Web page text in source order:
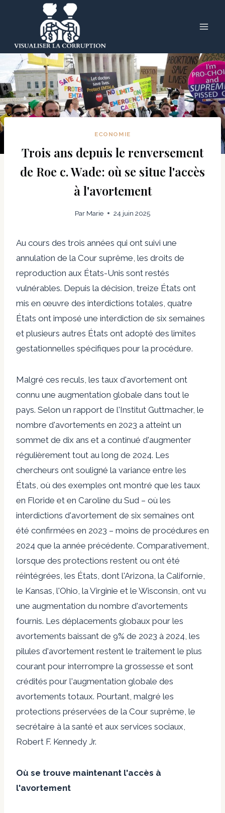
ECONOMIE
Trois ans depuis le renversement
de Roe c. Wade: où se situe l'accès
à l'avortement
Par Marie 24 juin 2025
Au cours des trois années qui ont suivi une
annulation de la Cour suprême, les droits de
reproduction aux États-Unis sont restés
vulnérables. Depuis la décision, treize États ont
mis en œuvre des interdictions totales, quatre
États ont imposé une interdiction de six semaines
et plusieurs autres États ont adopté des limites
gestationnelles spécifiques pour la procédure.
Malgré ces reculs, les taux d'avortement ont
connu une augmentation globale dans tout le
pays. Selon un rapport de l'Institut Guttmacher, le
nombre d'avortements en 2023 a atteint un
sommet de dix ans et a continué d'augmenter
régulièrement tout au long de 2024. Les
chercheurs ont souligné la variance entre les
États, où des exemples ont montré que les taux
en Floride et en Caroline du Sud – où les
interdictions d'avortement de six semaines ont
été confirmées en 2023 – moins de procédures en
2024 que la année précédente. Comparativement,
lorsque des protections restent ou ont été
réintégrées, les États, dont l'Arizona, la Californie,
le Kansas, l'Ohio, la Virginie et le Wisconsin, ont vu
une augmentation du nombre d'avortements
fournis. Les déplacements globaux pour les
avortements baissant de 9% de 2023 à 2024, les
pilules d'avortement restent le traitement le plus
courant pour interrompre la grossesse et sont
crédités pour l'augmentation globale des
avortements totaux. Pourtant, malgré les
protections préservées de la Cour suprême, le
secrétaire à la santé et aux services sociaux,
Robert F. Kennedy Jr.
Où se trouve maintenant l'accès à
l'avortement